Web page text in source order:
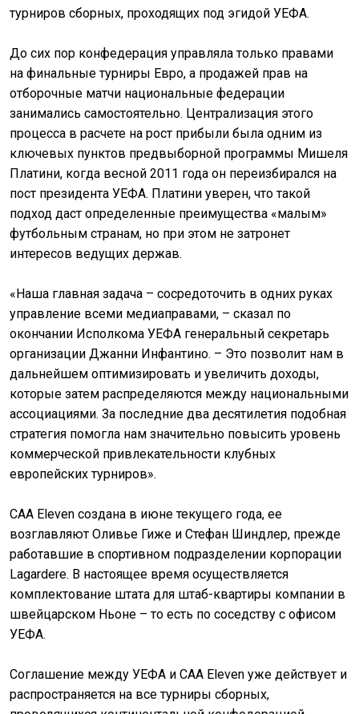
турниров сборных, проходящих под эгидой УЕФА.
До сих пор конфедерация управляла только правами
на финальные турниры Евро, а продажей прав на
отборочные матчи национальные федерации
занимались самостоятельно. Централизация этого
процесса в расчете на рост прибыли была одним из
ключевых пунктов предвыборной программы Мишеля
Платини, когда весной 2011 года он переизбирался на
пост президента УЕФА. Платини уверен, что такой
подход даст определенные преимущества «малым»
футбольным странам, но при этом не затронет
интересов ведущих держав.
«Наша главная задача – сосредоточить в одних руках
управление всеми медиаправами, – сказал по
окончании Исполкома УЕФА генеральный секретарь
организации Джанни Инфантино. – Это позволит нам в
дальнейшем оптимизировать и увеличить доходы,
которые затем распределяются между национальными
ассоциациями. За последние два десятилетия подобная
стратегия помогла нам значительно повысить уровень
коммерческой привлекательности клубных
европейских турниров».
CAA Eleven создана в июне текущего года, ее
возглавляют Оливье Гиже и Стефан Шиндлер, прежде
работавшие в спортивном подразделении корпорации
Lagardere. В настоящее время осуществляется
комплектование штата для штаб-квартиры компании в
швейцарском Ньоне – то есть по соседству с офисом
УЕФА.
Соглашение между УЕФА и CAA Eleven уже действует и
распространяется на все турниры сборных,